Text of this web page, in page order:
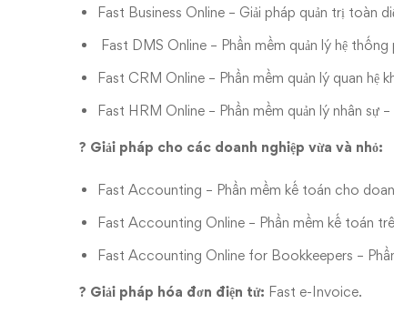
Fast Business Online – Giải pháp quản trị toàn
Fast DMS Online – Phần mềm quản lý hệ thống
Fast CRM Online – Phần mềm quản lý quan hệ
Fast HRM Online – Phần mềm quản lý nhân sự
? Giải pháp cho các doanh nghiệp vừa và nhỏ:
Fast Accounting – Phần mềm kế toán cho
Fast Accounting Online – Phần mềm kế toán
Fast Accounting Online for Bookkeepers –
? Giải pháp hóa đơn điện tử: Fast e-Invoice.